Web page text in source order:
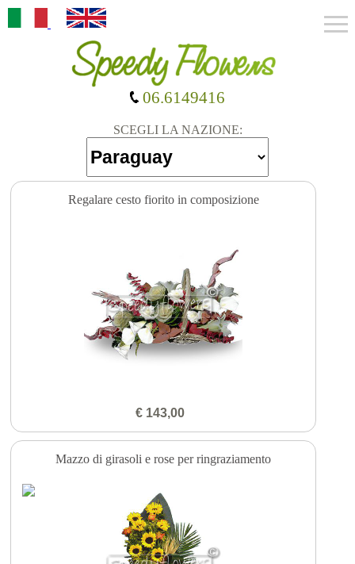
SCEGLI LA NAZIONE:
06.6149416
Regalare cesto fiorito in composizione
€ 143,00
Mazzo di girasoli e rose per ringraziamento